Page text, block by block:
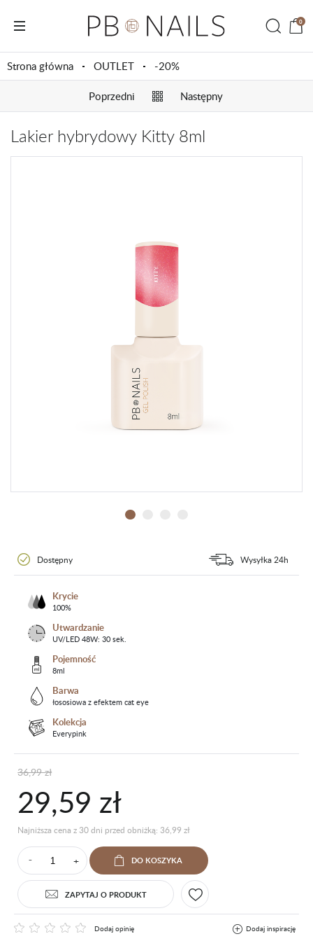
0
Strona główna OUTLET -20%
Poprzedni Następny
Lakier hybrydowy Kitty 8ml
Dostępny Wysyłka 24h
Krycie
100%
Utwardzanie
UV/LED 48W: 30 sek.
Pojemność
8ml
Barwa
łososiowa z efektem cat eye
Kolekcja
Everypink
36,99 zł
29,59 zł
Najniższa cena z 30 dni przed obniżką: 36,99 zł
⁻ + DO KOSZYKA
ZAPYTAJ O PRODUKT
Dodaj opinię Dodaj inspirację